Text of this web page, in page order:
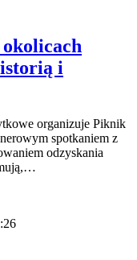
i
organizuje Piknik
spotkaniem z
odzyskania